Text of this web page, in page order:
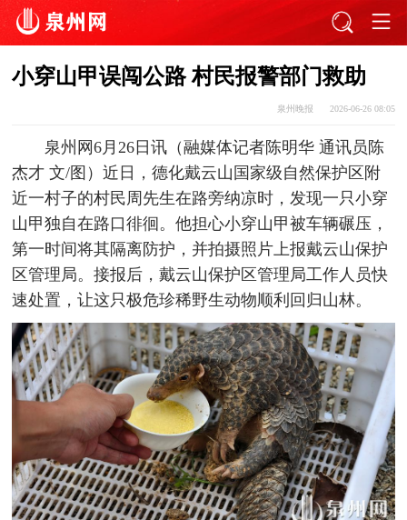
小穿山甲误闯公路 村民报警部门救助
泉州晚报 2026-06-26 08:05
泉州网6月26日讯（融媒体记者陈明华 通讯员陈
杰才 文/图）近日，德化戴云山国家级自然保护区附
近一村子的村民周先生在路旁纳凉时，发现一只小穿
山甲独自在路口徘徊。他担心小穿山甲被车辆碾压，
第一时间将其隔离防护，并拍摄照片上报戴云山保护
区管理局。接报后，戴云山保护区管理局工作人员快
速处置，让这只极危珍稀野生动物顺利回归山林。